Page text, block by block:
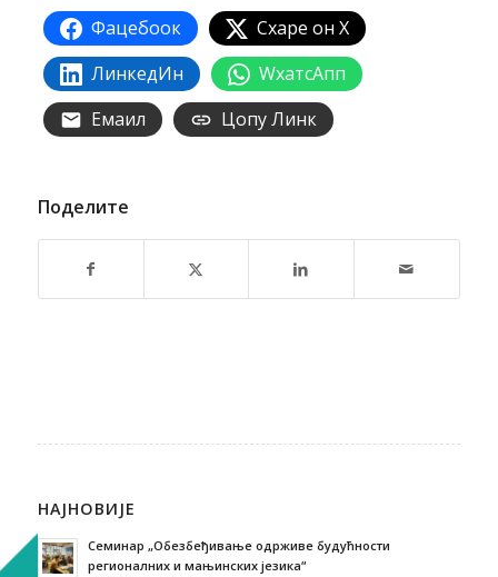
Фацебоок
Схаре он X
ЛинкедИн
WхатсАпп
Емаил
Цопy Линк
Поделите
НАЈНОВИЈЕ
Семинар „Обезбеђивање одрживе будућности
регионалних и мањинских језика“